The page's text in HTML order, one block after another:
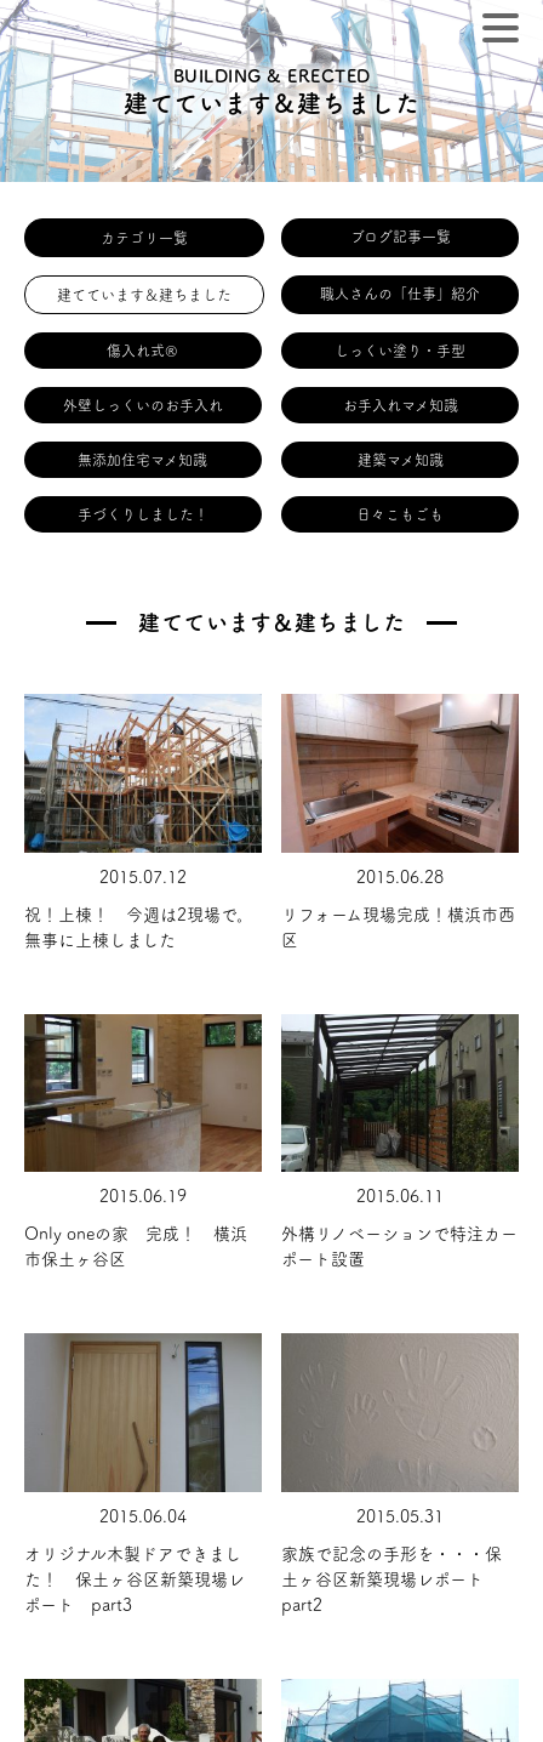
BUILDING & ERECTED
建てています＆建ちました
カテゴリ一覧 ブログ記事一覧
建てています＆建ちました 職人さんの「仕事」紹介
傷入れ式® しっくい塗り・手型
外壁しっくいのお手入れ お手入れマメ知識
無添加住宅マメ知識 建築マメ知識
手づくりしました！ 日々こもごも
建てています＆建ちました
2015.07.12
祝！上棟！ 今週は2現場で。
無事に上棟しました
2015.06.28
リフォーム現場完成！横浜市西
区
2015.06.19
Only oneの家 完成！ 横浜
市保土ヶ谷区
2015.06.11
外構リノベーションで特注カー
ポート設置
2015.06.04
オリジナル木製ドアできまし
た！ 保土ヶ谷区新築現場レ
ポート part3
2015.05.31
家族で記念の手形を・・・保
土ヶ谷区新築現場レポート
part2